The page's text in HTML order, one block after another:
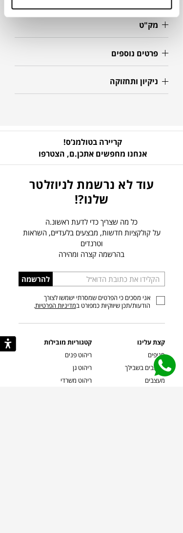
מק"ט
פרטים נוספים
ניקיון ותחזוקה
קריירה בטולמנ’ס!
אנחנו מחפשים אתכן.ם, הצטרפו
עוד לא נרשמת לניוזלטר
שלנו?!
כל מה שצריך כדי לדעת ראשונ.ה
על קולקציות חדשות, מבצעים בלעדיים, השראות
וטרנדים
בהרשמה קצרה ומהירה
הכניסו
כתובת
דוא”ל
להרשמה
אני מסכים כי הפרטים שמסרתי ישמשו לצורך
הודעות/תכן שיווקיות כמפורט במדיניות הפרטיות.
קצת עלינו
סניפים
מעצבים בשבילך
מעצבים
קטגוריות מובילות
ריהוט פנים
ריהוט גן
ריהוט משרדי